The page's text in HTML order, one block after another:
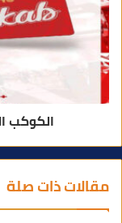
الكوكب
مقالات ذات صلة